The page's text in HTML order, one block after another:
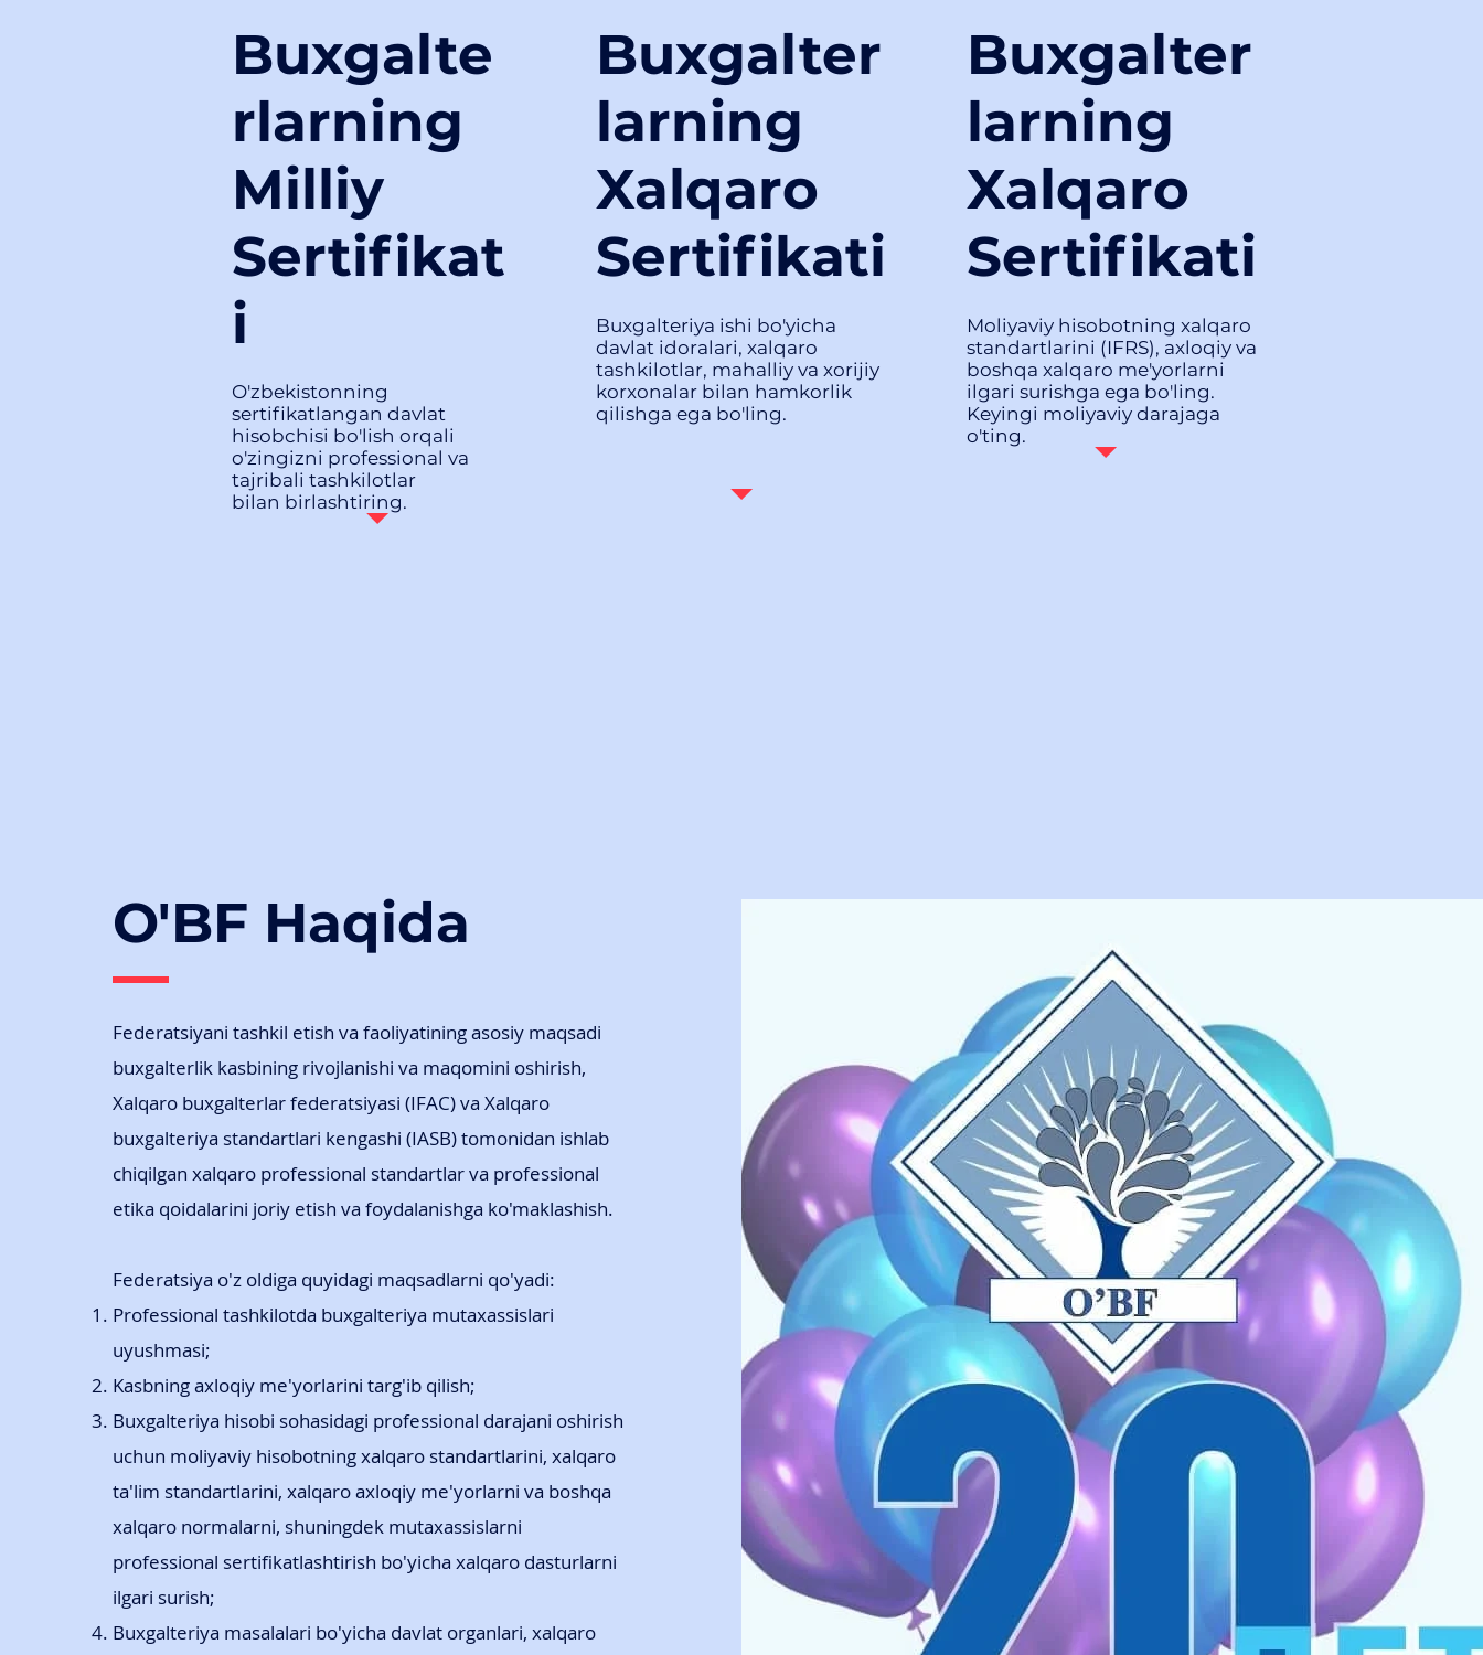
Buxgalte
rlarning
Milliy
Sertifikat
i
O'zbekistonning
sertifikatlangan davlat
hisobchisi bo'lish orqali
o'zingizni professional va
tajribali tashkilotlar
bilan birlashtiring.
Buxgalter
larning
Xalqaro
Sertifikati
Buxgalteriya ishi bo'yicha
davlat idoralari, xalqaro
tashkilotlar, mahalliy va xorijiy
korxonalar bilan hamkorlik
qilishga ega bo'ling.
Buxgalter
larning
Xalqaro
Sertifikati
Moliyaviy hisobotning xalqaro
standartlarini (IFRS), axloqiy va
boshqa xalqaro me'yorlarni
ilgari surishga ega bo'ling.
Keyingi moliyaviy darajaga
o'ting.
O'BF Haqida
Federatsiyani tashkil etish va faoliyatining asosiy maqsadi
buxgalterlik kasbining rivojlanishi va maqomini oshirish,
Xalqaro buxgalterlar federatsiyasi (IFAC) va Xalqaro
buxgalteriya standartlari kengashi (IASB) tomonidan ishlab
chiqilgan xalqaro professional standartlar va professional
etika qoidalarini joriy etish va foydalanishga ko'maklashish.
Federatsiya o'z oldiga quyidagi maqsadlarni qo'yadi:
Professional tashkilotda buxgalteriya mutaxassislari
uyushmasi;
Kasbning axloqiy me'yorlarini targ'ib qilish;
Buxgalteriya hisobi sohasidagi professional darajani oshirish
uchun moliyaviy hisobotning xalqaro standartlarini, xalqaro
ta'lim standartlarini, xalqaro axloqiy me'yorlarni va boshqa
xalqaro normalarni, shuningdek mutaxassislarni
professional sertifikatlashtirish bo'yicha xalqaro dasturlarni
ilgari surish;
Buxgalteriya masalalari bo'yicha davlat organlari, xalqaro